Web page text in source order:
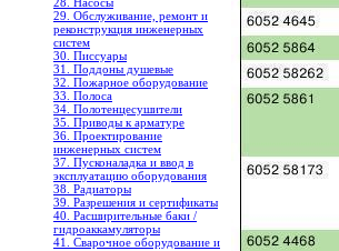
29. Обслуживание, ремонт и
реконструкция инженерных
систем
30. Писсуары
31. Поддоны душевые
32. Пожарное оборудование
33. Полоса
34. Полотенцесушители
35. Приводы к арматуре
36. Проектирование
инженерных систем
37. Пусконаладка и ввод в
эксплуатацию оборудования
38. Радиаторы
39. Разрешения и сертификаты
40. Расширительные баки /
гидроаккамуляторы
41. Сварочное оборудование и